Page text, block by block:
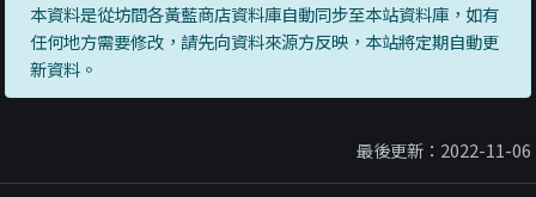
本資料是從坊間各黃藍商店資料庫自動同步至本站資料庫，如有
任何地方需要修改，請先向資料來源方反映，本站將定期自動更
新資料。
最後更新：2022-11-06